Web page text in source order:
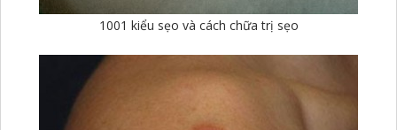
1001 kiểu sẹo và cách chữa trị sẹo